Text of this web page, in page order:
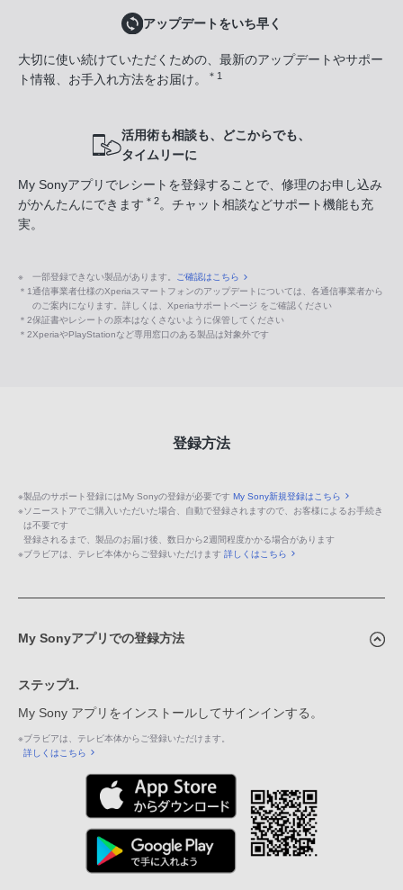
アップデートをいち早く
大切に使い続けていただくための、最新のアップデートやサポー
ト情報、お手入れ方法をお届け。
＊1
活用術も相談も、どこからでも、
タイムリーに
My Sonyアプリでレシートを登録することで、修理のお申し込み
がかんたんにできます ＊2。チャット相談などサポート機能も充
実。
※ 一部登録できない製品があります。 ご確認はこちら
＊1通信事業者仕様のXperiaスマートフォンのアップデートについては、各通信事業者から
のご案内になります。詳しくは、Xperiaサポートページ をご確認ください
＊2保証書やレシートの原本はなくさないように保管してください
＊2XperiaやPlayStationなど専用窓口のある製品は対象外です
登録方法
※製品のサポート登録にはMy Sonyの登録が必要です My Sony新規登録はこちら
※ソニーストアでご購入いただいた場合、自動で登録されますので、お客様によるお手続き
は不要です
登録されるまで、製品のお届け後、数日から2週間程度かかる場合があります
※ブラビアは、テレビ本体からご登録いただけます 詳しくはこちら
My Sonyアプリでの登録方法
ステップ1.
My Sony アプリをインストールしてサインインする。
※ブラビアは、テレビ本体からご登録いただけます。
詳しくはこちら